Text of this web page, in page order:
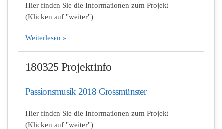
Hier finden Sie die Informationen zum Projekt
(Klicken auf "weiter")
Weiterlesen »
180325 Projektinfo
Passionsmusik 2018 Grossmünster
Hier finden Sie die Informationen zum Projekt
(Klicken auf "weiter")